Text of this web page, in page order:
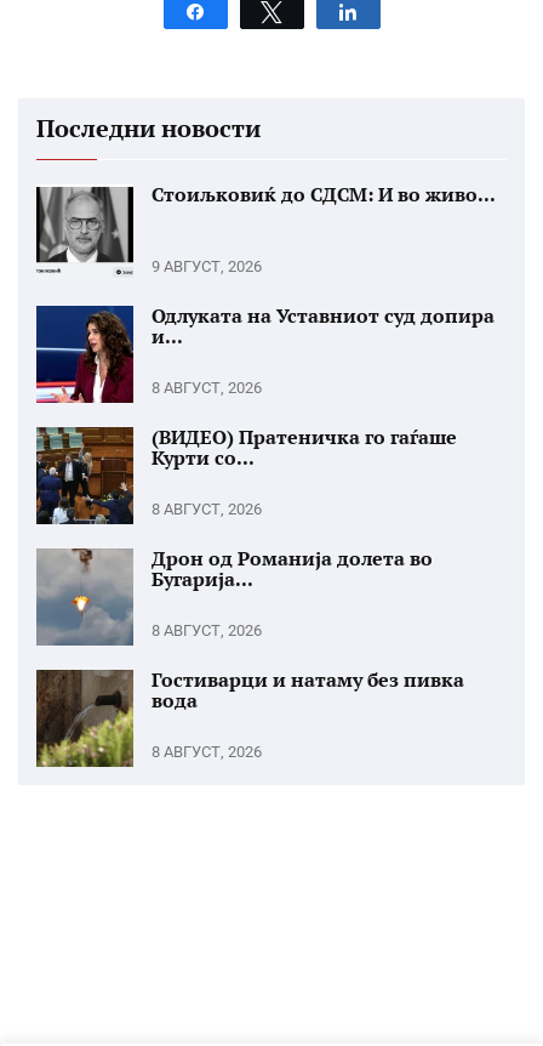
Share Tweet
Последни новости
Стоиљковиќ до СДСМ: И во живо...
9 АВГУСТ, 2026
Одлуката на Уставниот суд допира
и...
8 АВГУСТ, 2026
(ВИДЕО) Пратеничка го гаѓаше
Курти со...
8 АВГУСТ, 2026
Дрон од Романија долета во
Бугарија...
8 АВГУСТ, 2026
Гостиварци и натаму без пивка
вода
8 АВГУСТ, 2026